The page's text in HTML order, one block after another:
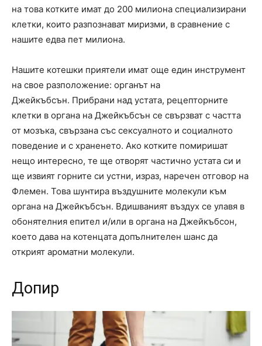
на това котките имат до 200 милиона специализирани
клетки, които разпознават миризми, в сравнение с
нашите едва пет милиона.
Нашите котешки приятели имат още един инструмент
на свое разположение: органът на
Джейкъбсън. Прибрани над устата, рецепторните
клетки в органа на Джейкъбсън се свързват с частта
от мозъка, свързана със сексуалното и социалното
поведение и с храненето. Ако котките помиришат
нещо интересно, те ще отворят частично устата си и
ще извият горните си устни, израз, наречен отговор на
Флемен. Това шунтира въздушните молекули към
органа на Джейкъбсън. Вдишваният въздух се улавя в
обонятелния епител и/или в органа на Джейкъбсон,
което дава на котенцата допълнителен шанс да
открият ароматни молекули.
Допир